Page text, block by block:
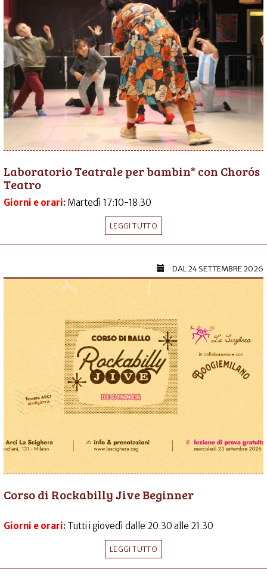
Laboratorio Teatrale per bambin* con Chorós
Teatro
Giorni e orari: Martedì 17:10-18.30
LEGGI TUTTO
DAL24 SETTEMBRE 2026
Corso di Rockabilly Jive Beginner
Giorni e orari: Tutti i giovedì dalle 20.30 alle 21.30
LEGGI TUTTO